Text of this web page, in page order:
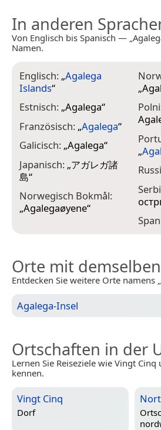
In anderen
Von Englisch bis Spanisch —
Namen.
Englisch: „Agalega
Islands“
Estnisch: „Agalega“
Französisch: „Agalega“
Galicisch: „Agalega“
Japanisch: „アガレガ諸
島“
Norwegisch Bokmål:
„Agalegaøyene“
„
„
Orte mit
Entdecken Sie weitere Orte namens
Agalega-Insel
Ortschaften in der
Lernen Sie Reiseziele wie Vingt
kennen.
Vingt Cinq
Dorf